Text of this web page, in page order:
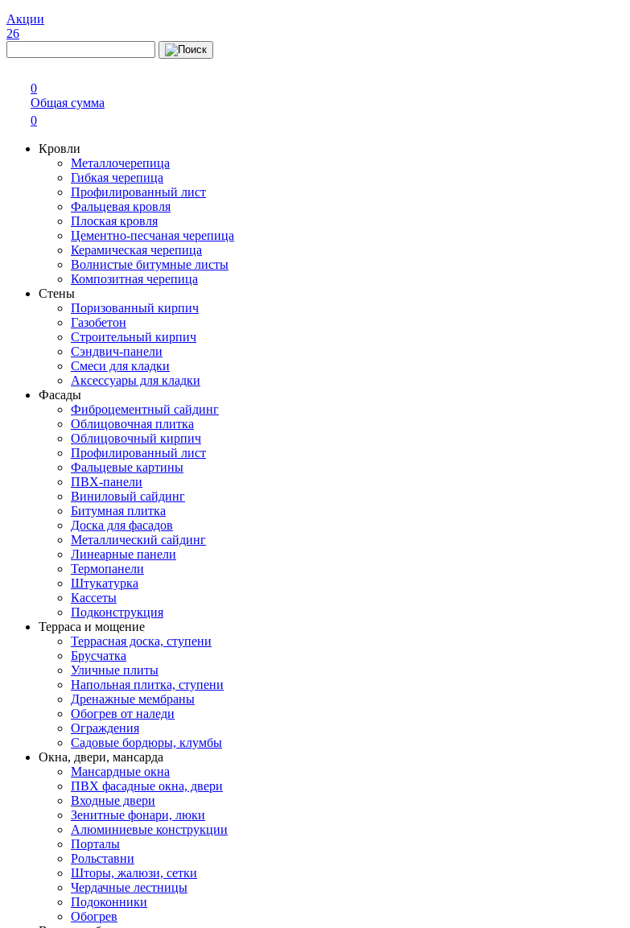
Акции
26
0
Общая сумма
0
Кровли
Металлочерепица
Гибкая черепица
Профилированный лист
Фальцевая кровля
Плоская кровля
Цементно-песчаная черепица
Керамическая черепица
Волнистые битумные листы
Композитная черепица
Стены
Поризованный кирпич
Газобетон
Строительный кирпич
Сэндвич-панели
Смеси для кладки
Аксессуары для кладки
Фасады
Фиброцементный сайдинг
Облицовочная плитка
Облицовочный кирпич
Профилированный лист
Фальцевые картины
ПВХ-панели
Виниловый сайдинг
Битумная плитка
Доска для фасадов
Металлический сайдинг
Линеарные панели
Термопанели
Штукатурка
Кассеты
Подконструкция
Терраса и мощение
Террасная доска, ступени
Брусчатка
Уличные плиты
Напольная плитка, ступени
Дренажные мембраны
Обогрев от наледи
Ограждения
Садовые бордюры, клумбы
Окна, двери, мансарда
Мансардные окна
ПВХ фасадные окна, двери
Входные двери
Зенитные фонари, люки
Алюминиевые конструкции
Порталы
Рольставни
Шторы, жалюзи, сетки
Чердачные лестницы
Подоконники
Обогрев